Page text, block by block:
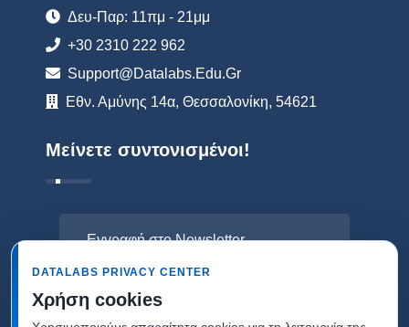
Δευ-Παρ: 11πμ - 21μμ
+30 2310 222 962
Support@datalabs.edu.gr
Εθν. Αμύνης 14α, Θεσσαλονίκη, 54621
Μείνετε συντονισμένοι!
Εγγραφή στο Newsletter
DATALABS PRIVACY CENTER
Χρήση cookies